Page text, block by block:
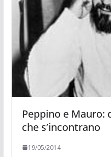
Peppino e Mauro:
che s’incontrano
19/05/2014